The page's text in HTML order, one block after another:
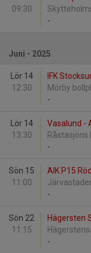
09:30
-
Juni - 2025
Lör 14
12:30
IFK
Mörby
-
Lör 14
13:30
Vasalund -
Råstasjöns
-
Sön 15
11:00
AIK P15
-
Sön 22
11:15
Hägersten
-